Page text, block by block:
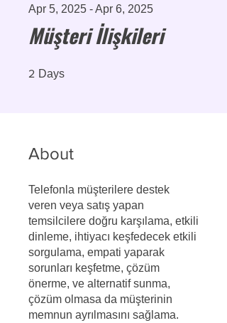
Müşteri İlişkileri
Apr 5, 2025 - Apr 6, 2025
2 Days
About
Telefonla müşterilere destek
veren veya satış yapan
temsilcilere doğru karşılama, etkili
dinleme, ihtiyacı keşfedecek etkili
sorgulama, empati yaparak
sorunları keşfetme, çözüm
önerme, ve alternatif sunma,
çözüm olmasa da müşterinin
memnun ayrılmasını sağlama.